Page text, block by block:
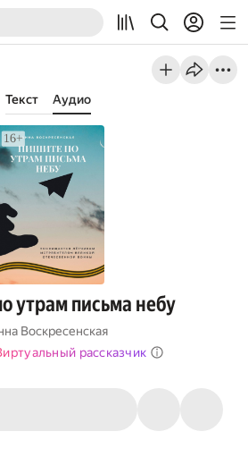
Текст Аудио
утрам письма небу
Воскресенская
рассказчик